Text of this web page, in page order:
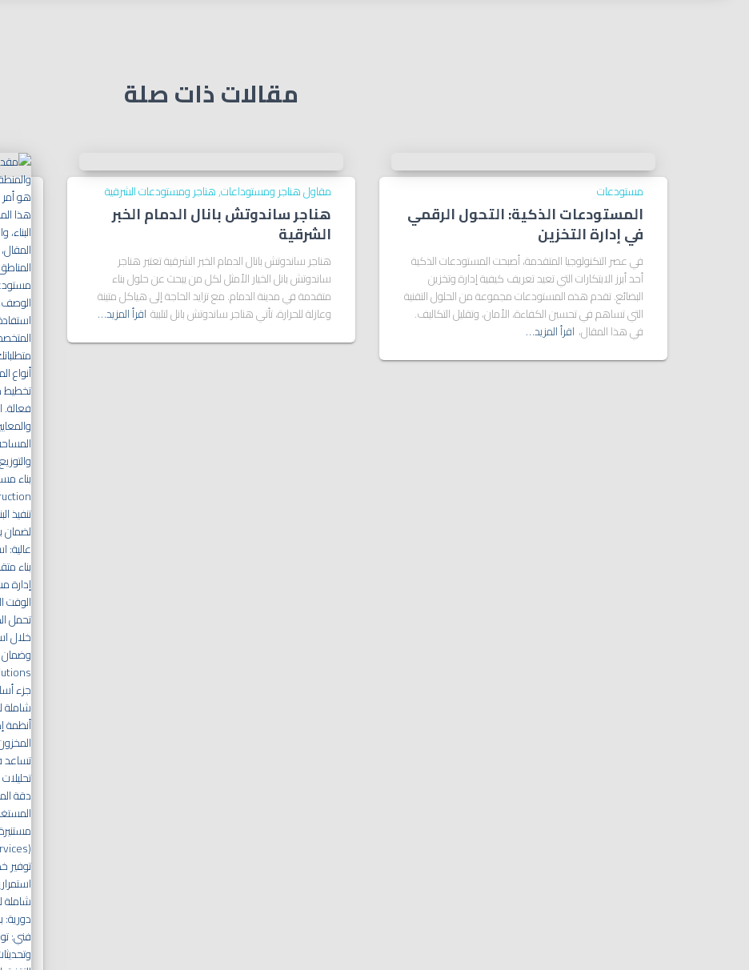
مقالات ذات صلة
مستودعات
المستودعات الذكية: التحول الرقمي
في إدارة التخزين
في عصر التكنولوجيا المتقدمة، أصبحت المستودعات الذكية
أحد أبرز الابتكارات التي تعيد تعريف كيفية إدارة وتخزين
البضائع. تقدم هذه المستودعات مجموعة من الحلول التقنية
التي تساهم في تحسين الكفاءة، الأمان، وتقليل التكاليف.
في هذا المقال، اقرأ المزيد…
مقاول هناجر ومستوداعات هناجر ومستودعات الشرقية
هناجر ساندوتش بانال الدمام الخبر
الشرقية
هناجر ساندوتش بانال الدمام الخبر الشرقية تعتبر هناجر
ساندوتش بانل الخيار الأمثل لكل من يبحث عن حلول بناء
متقدمة في مدينة الدمام. مع تزايد الحاجة إلى هياكل متينة
وعازلة للحرارة، تأتي هناجر ساندوتش بانل لتلبية اقرأ المزيد…